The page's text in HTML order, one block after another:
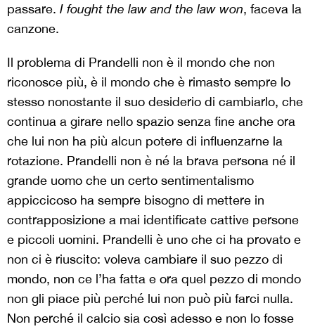
passare. I fought the law and the law won, faceva la
canzone.
Il problema di Prandelli non è il mondo che non
riconosce più, è il mondo che è rimasto sempre lo
stesso nonostante il suo desiderio di cambiarlo, che
continua a girare nello spazio senza fine anche ora
che lui non ha più alcun potere di influenzarne la
rotazione. Prandelli non è né la brava persona né il
grande uomo che un certo sentimentalismo
appiccicoso ha sempre bisogno di mettere in
contrapposizione a mai identificate cattive persone
e piccoli uomini. Prandelli è uno che ci ha provato e
non ci è riuscito: voleva cambiare il suo pezzo di
mondo, non ce l’ha fatta e ora quel pezzo di mondo
non gli piace più perché lui non può più farci nulla.
Non perché il calcio sia così adesso e non lo fosse